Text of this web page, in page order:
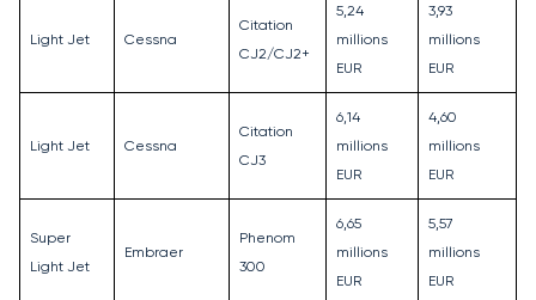
Light Jet Cessna
Citation
CJ2/CJ2+
5,24
millions
EUR
3,93
millions
EUR
Light Jet Cessna
Citation
CJ3
6,14
millions
EUR
4,60
millions
EUR
Super
Light Jet
Embraer
Phenom
300
6,65
millions
EUR
5,57
millions
EUR